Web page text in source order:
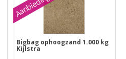
Bigbag ophoogzand 1.000 kg
Kijlstra